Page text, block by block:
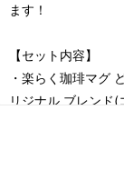
られま
ます！
ます！
【セット内容】
・楽らく珈琲マ
リジナル ブレンド